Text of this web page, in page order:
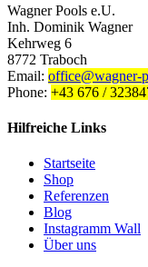
Wagner Pools e.U.
Inh. Dominik Wagner
Kehrweg 6
8772 Traboch
Email: office@wagner-
Phone: +43 676 /
Hilfreiche Links
Startseite
Shop
Referenzen
Blog
Instagramm Wall
Über uns